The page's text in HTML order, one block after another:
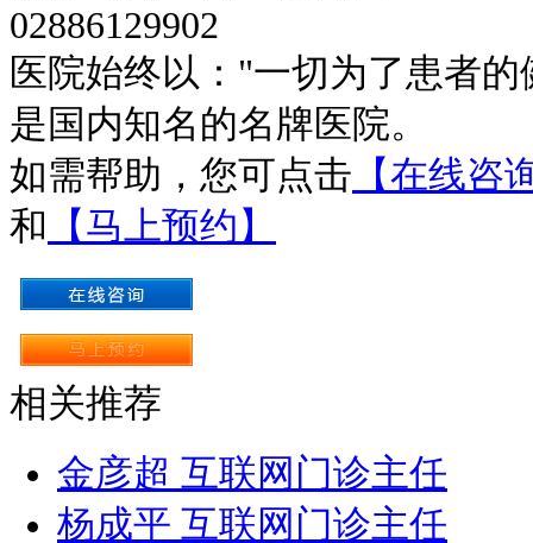
02886129902
医院始终以："一切为了患者
是国内知名的名牌医院。
如需帮助，您可点击 【在线咨
和 【马上预约】
相关推荐
金彦超 互联网门诊主任
杨成平 互联网门诊主任